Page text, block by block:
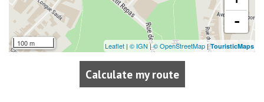
100 m
-
Leaflet | © IGN|© OpenStreetMap |TouristicMaps
Calculate my route